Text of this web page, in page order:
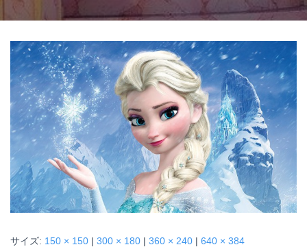
サイズ: 150 × 150 | 300 × 180 | 360 × 240 | 640 × 384